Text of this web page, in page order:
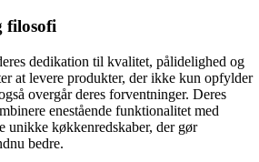
filosofi
dedikation til kvalitet, pålidelighed og
at levere produkter, der ikke kun opfylder
overgår deres forventninger. Deres
enestående funktionalitet med
unikke køkkenredskaber, der gør
bedre.